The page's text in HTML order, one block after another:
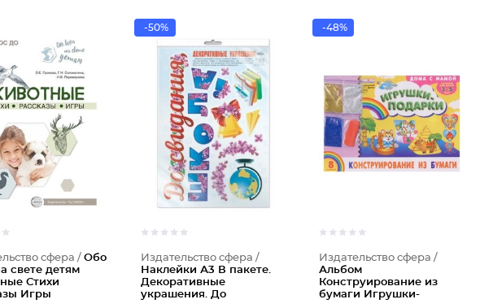
сфера / Обо
свете детям
Стихи
Игры
-50%
Издательство сфера /
Наклейки А3 В пакете.
Декоративные
украшения. До
-48%
Издательство сфера /
Альбом
Конструирование из
бумаги Игрушки-